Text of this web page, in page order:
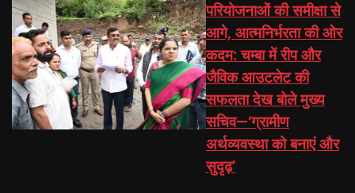
परियोजनाओं की समीक्षा से
आगे, आत्मनिर्भरता की ओर
कदम: चम्बा में रीप और
जैविक आउटलेट की
सफलता देख बोले मुख्य
सचिव—‘ग्रामीण
अर्थव्यवस्था को बनाएं और
सुदृढ़’